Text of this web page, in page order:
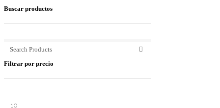
Buscar productos
Filtrar por precio